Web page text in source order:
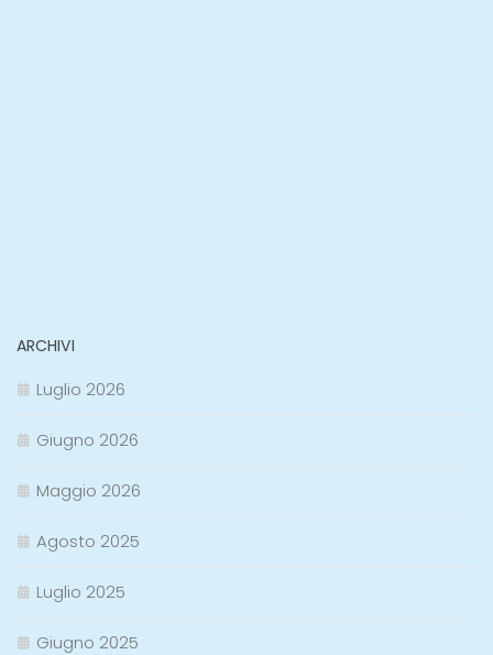
ARCHIVI
Luglio 2026
Giugno 2026
Maggio 2026
Agosto 2025
Luglio 2025
Giugno 2025